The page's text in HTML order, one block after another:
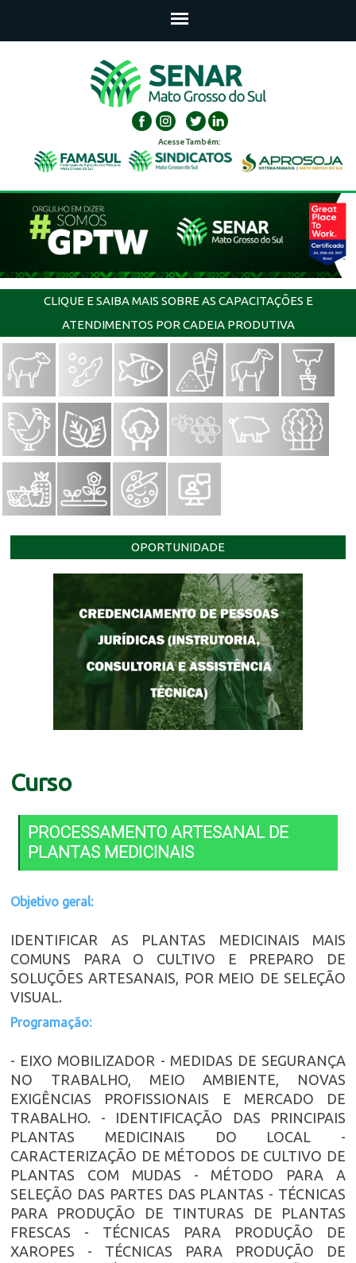
Acesse Também:
CLIQUE E SAIBA MAIS SOBRE AS CAPACITAÇÕES E
ATENDIMENTOS POR CADEIA PRODUTIVA
OPORTUNIDADE
Curso
PROCESSAMENTO ARTESANAL DE
PLANTAS MEDICINAIS
Objetivo geral:
IDENTIFICAR AS PLANTAS MEDICINAIS MAIS
COMUNS PARA O CULTIVO E PREPARO DE
SOLUÇÕES ARTESANAIS, POR MEIO DE SELEÇÃO
VISUAL.
Programação:
- EIXO MOBILIZADOR - MEDIDAS DE SEGURANÇA
NO TRABALHO, MEIO AMBIENTE, NOVAS
EXIGÊNCIAS PROFISSIONAIS E MERCADO DE
TRABALHO. - IDENTIFICAÇÃO DAS PRINCIPAIS
PLANTAS MEDICINAIS DO LOCAL -
CARACTERIZAÇÃO DE MÉTODOS DE CULTIVO DE
PLANTAS COM MUDAS - MÉTODO PARA A
SELEÇÃO DAS PARTES DAS PLANTAS - TÉCNICAS
PARA PRODUÇÃO DE TINTURAS DE PLANTAS
FRESCAS - TÉCNICAS PARA PRODUÇÃO DE
XAROPES - TÉCNICAS PARA PRODUÇÃO DE